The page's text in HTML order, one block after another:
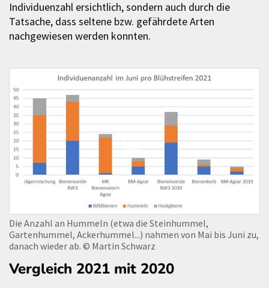
Individuenzahl ersichtlich, sondern auch durch die
Tatsache, dass seltene bzw. gefährdete Arten
nachgewiesen werden konnten.
Die Anzahl an Hummeln (etwa die Steinhummel,
Gartenhummel, Ackerhummel...) nahmen von Mai bis Juni zu,
danach wieder ab. © Martin Schwarz
Vergleich 2021 mit 2020